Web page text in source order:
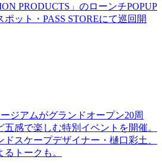
PRODUCTS」のローンチPOPUP
ット・PASS STOREにて巡回開
ジアムがグランドオープン20周
感で楽しむ特別イベントを開催。
スケープデザイナー・樋口彩土、
トークも。